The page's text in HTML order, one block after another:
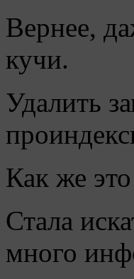
Вернее,
кучи.
Удалить
Как же
Стала
много